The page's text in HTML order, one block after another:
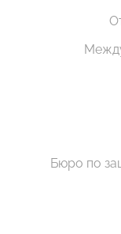
Бюро по